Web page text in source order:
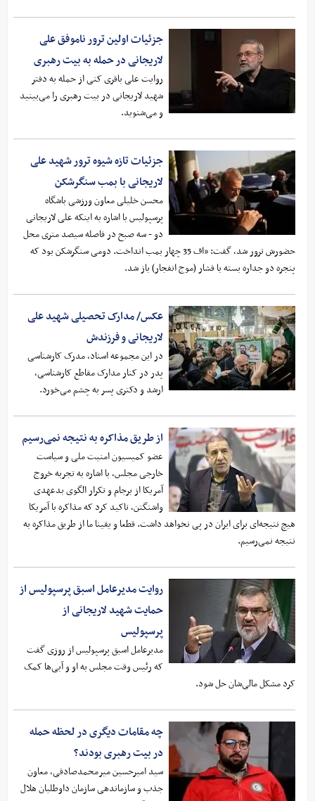
جزئیات اولین ترور ناموفق علی
لاریجانی در حمله به بیت رهبری
روایت علی باقری کنی از حمله به دفتر
شهید لاریجانی در بیت رهبری را می‌بینید
و می‌شنوید.
جزئیات تازه شیوه ترور شهید علی
لاریجانی با بمب سنگرشکن
محسن خلیلی معاون ورزشی باشگاه
پرسپولیس با اشاره به اینکه علی لاریجانی
دو - سه صبح در فاصله سیصد متری محل
حضورش ترور شد، گفت: «اف 35 چهار بمب انداخت. دومی سنگرشکن بود که
پنجره دو جداره بسته با فشار (موج انفجار) باز شد.
عکس/ مدارک تحصیلی شهید علی
لاریجانی و فرزندش
در این مجموعه اسناد، مدرک کارشناسی
پدر در کنار مدارک مقاطع کارشناسی،
ارشد و دکتری پسر به چشم می‌خورد.
از طریق مذاکره به نتیجه نمی‌رسیم
عضو کمیسیون امنیت ملی و سیاست
خارجی مجلس، با اشاره به تجربه خروج
آمریکا از برجام و تکرار الگوی بدعهدی
واشنگتن، تاکید کرد که مذاکره با آمریکا
هیچ نتیجه‌ای برای ایران در پی نخواهد داشت. قطعا و یقینا ما از طریق مذاکره به
نتیجه نمی‌رسیم.
روایت مدیرعامل اسبق پرسپولیس از
حمایت شهید لاریجانی از
پرسپولیس
مدیرعامل اسبق پرسپولیس از روزی گفت
که رئیس وقت مجلس به او و آبی‌ها کمک
کرد مشکل مالی‌شان حل شود.
چه مقامات دیگری در لحظه حمله
در بیت رهبری بودند؟
سید امیرحسین میرمحمدصادقی، معاون
جذب و سازماندهی سازمان داوطلبان هلال